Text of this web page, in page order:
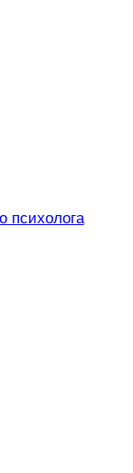
психолога